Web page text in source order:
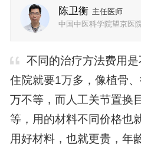
陈卫衡 主任医师
中国中医科学院望京
不同的治疗方法费用是
住院就要1万多，像植骨
万不等，而人工关节置换
等，用的材料不同价格也
用好材料，也就更贵，年